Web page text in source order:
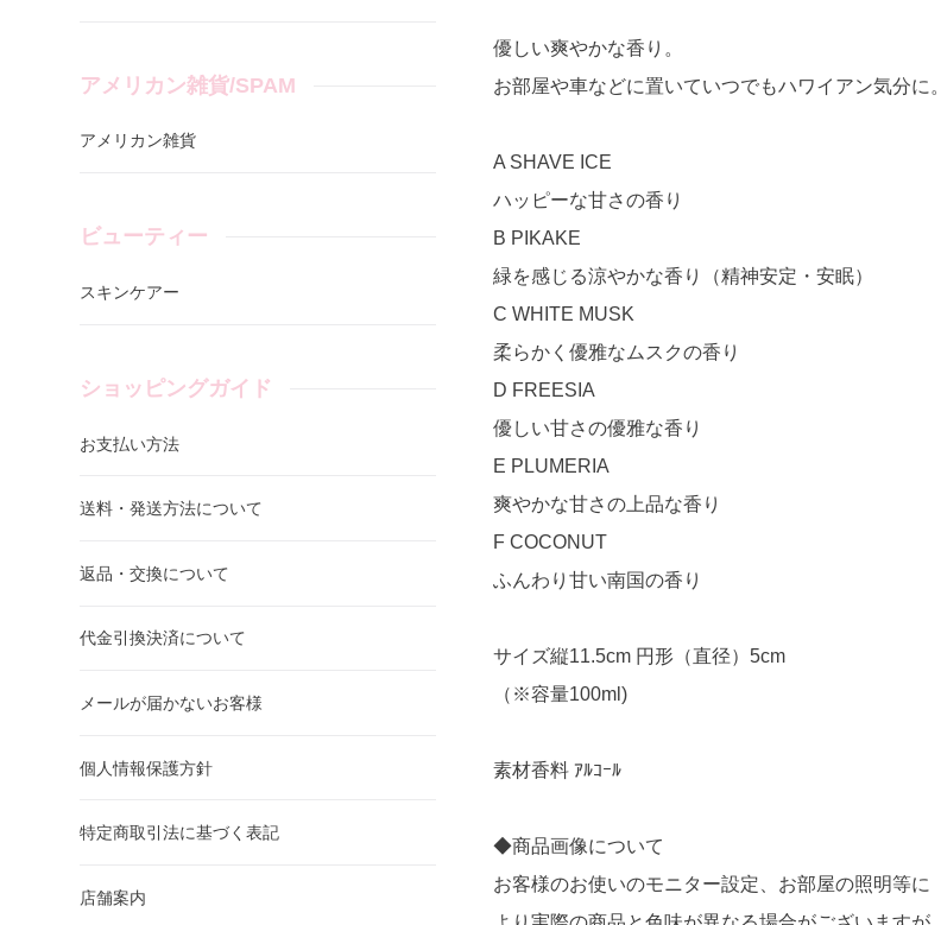
優しい爽やかな香り。
お部屋や車などに置いていつでもハワイアン気分に。
A SHAVE ICE
ハッピーな甘さの香り
B PIKAKE
緑を感じる涼やかな香り（精神安定・安眠）
C WHITE MUSK
柔らかく優雅なムスクの香り
D FREESIA
優しい甘さの優雅な香り
E PLUMERIA
爽やかな甘さの上品な香り
F COCONUT
ふんわり甘い南国の香り
サイズ縦11.5cm 円形（直径）5cm
（※容量100ml)
素材香料 ｱﾙｺｰﾙ
◆商品画像について
お客様のお使いのモニター設定、お部屋の照明等に
アメリカン雑貨/SPAM
アメリカン雑貨
ビューティー
スキンケアー
ショッピングガイド
お支払い方法
送料・発送方法について
返品・交換について
代金引換決済について
メールが届かないお客様
個人情報保護方針
特定商取引法に基づく表記
店舗案内